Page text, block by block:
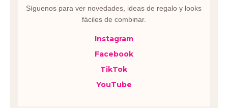
Síguenos para ver novedades, ideas de regalo y looks
fáciles de combinar.
Instagram
Facebook
TikTok
YouTube